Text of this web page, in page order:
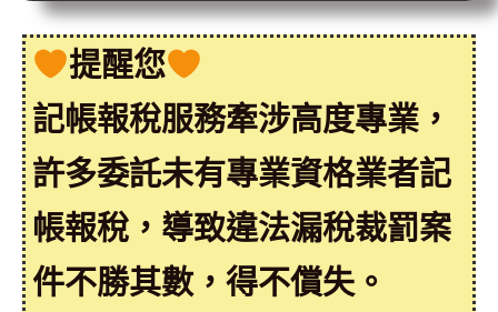
提醒您
記帳報稅服務牽涉高度專業，
許多委託未有專業資格業者記
帳報稅，導致違法漏稅裁罰案
件不勝其數，得不償失。